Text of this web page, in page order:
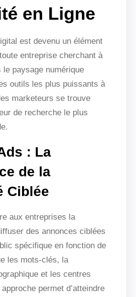
en Ligne
est devenu un élément
entreprise cherchant à
le paysage numérique
outils les plus puissants à
marketeurs se trouve
de recherche le plus
: La
de la
Ciblée
aux entreprises la
des annonces ciblées
spécifique en fonction de
les mots-clés, la
et les centres
permet d’atteindre